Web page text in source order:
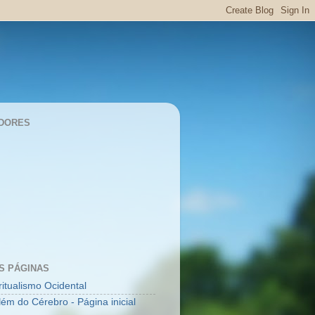
PÁGINAS
Ocidental
do Cérebro - Página inicial